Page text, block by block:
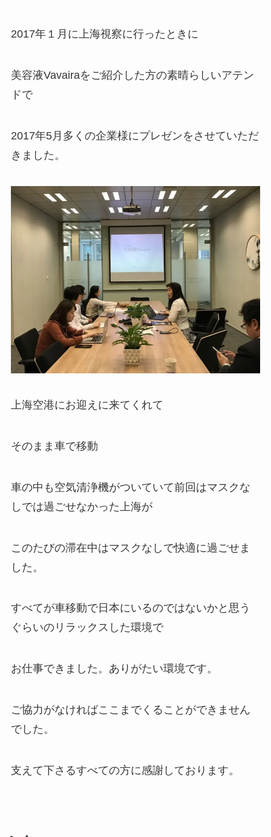
2017年１月に上海視察に行ったときに
美容液Vavairaをご紹介した方の素晴らしいアテン
ドで
2017年5月多くの企業様にプレゼンをさせていただ
きました。
上海空港にお迎えに来てくれて
そのまま車で移動
車の中も空気清浄機がついていて前回はマスクな
しでは過ごせなかった上海が
このたびの滞在中はマスクなしで快適に過ごせま
した。
すべてが車移動で日本にいるのではないかと思う
ぐらいのリラックスした環境で
お仕事できました。ありがたい環境です。
ご協力がなければここまでくることができません
でした。
支えて下さるすべての方に感謝しております。